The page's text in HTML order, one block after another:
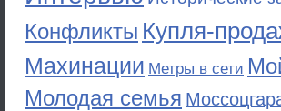
Конфликты Купля-
Махинации Метры в сети
Молодая семья